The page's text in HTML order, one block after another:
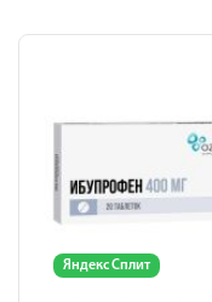
Яндекс Сплит